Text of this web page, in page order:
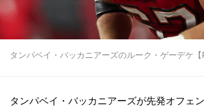
タンパベイ・バッカニアーズのルーク・ゲーデケ【
タンパベイ・バッカニアーズが先発オフェ